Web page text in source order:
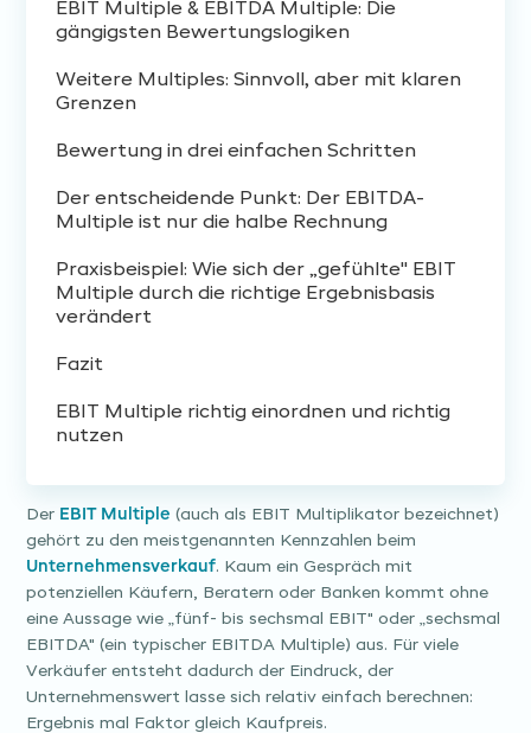
EBIT Multiple & EBITDA Multiple: Die
gängigsten Bewertungslogiken
Weitere Multiples: Sinnvoll, aber mit klaren
Grenzen
Bewertung in drei einfachen Schritten
Der entscheidende Punkt: Der EBITDA-
Multiple ist nur die halbe Rechnung
Praxisbeispiel: Wie sich der „gefühlte" EBIT
Multiple durch die richtige Ergebnisbasis
verändert
Fazit
EBIT Multiple richtig einordnen und richtig
nutzen
Der EBIT Multiple (auch als EBIT Multiplikator bezeichnet)
gehört zu den meistgenannten Kennzahlen beim
Unternehmensverkauf. Kaum ein Gespräch mit
potenziellen Käufern, Beratern oder Banken kommt ohne
eine Aussage wie „fünf- bis sechsmal EBIT" oder „sechsmal
EBITDA" (ein typischer EBITDA Multiple) aus. Für viele
Verkäufer entsteht dadurch der Eindruck, der
Unternehmenswert lasse sich relativ einfach berechnen:
Ergebnis mal Faktor gleich Kaufpreis.